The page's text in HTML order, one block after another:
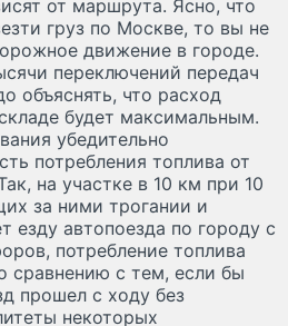
от маршрута. Ясно, что
груз по Москве, то вы не
движение в городе.
переключений передач
объяснять, что расход
будет максимальным.
убедительно
потребления топлива от
на участке в 10 км при 10
за ними трогании и
езду автопоезда по городу с
потребление топлива
сравнению с тем, если бы
прошел с ходу без
некоторых